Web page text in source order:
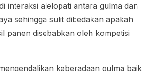
interaksi alelopati antara gulma dan
sehingga sulit dibedakan apakah
panen disebabkan oleh kompetisi
keberadaan gulma baik